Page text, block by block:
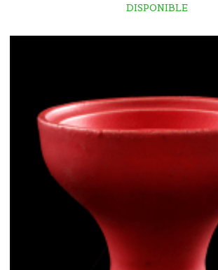
DISPONIBLE